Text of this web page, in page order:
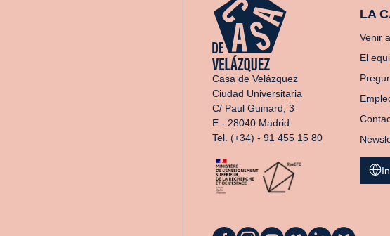
Casa de Velázquez
Ciudad Universitaria
C/ Paul Guinard, 3
E - 28040 Madrid
Tel. (+34) - 91 455 15 80
LA
Venir
El